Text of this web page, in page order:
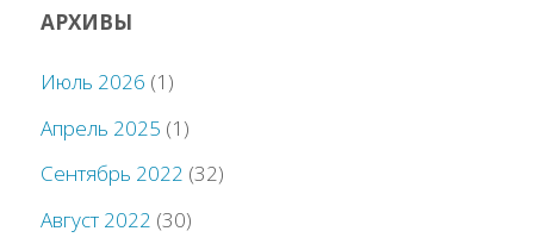
АРХИВЫ
Июль 2026 (1)
Апрель 2025 (1)
Сентябрь 2022 (32)
Август 2022 (30)